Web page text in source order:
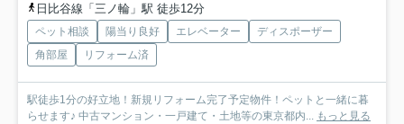
日比谷線「三ノ輪」駅 徒歩12分
ペット相談 陽当り良好 エレベーター
ディスポーザー
角部屋
リフォーム済
駅徒歩1分の好立地！新規リフォーム完了予定物件！ペットと一緒に暮
らせます♪ 中古マンション・一戸建て・土地等の東京都内... もっと見る